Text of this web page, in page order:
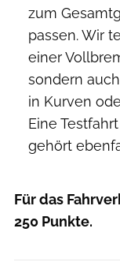
zum
passen. Wir
einer
sondern
in Kurven
Eine
gehört
Für das
250 Punkte.